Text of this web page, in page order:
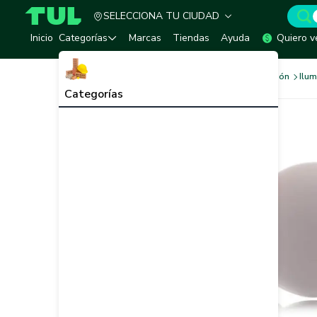
TUL - Tu Marketplace de Construcción
SELECCIONA TU CIUDAD
Inicio Categorías
Categorías
Marcas Tiendas Ayuda Quiero
Sistema Eléctrico e Iluminación